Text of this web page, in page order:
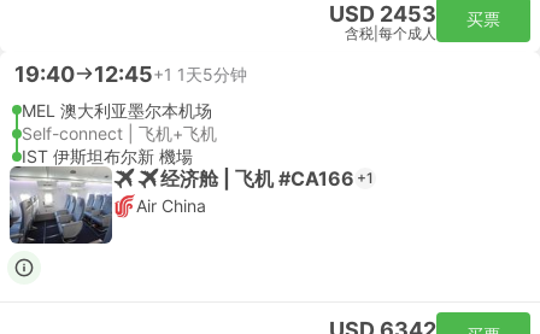
USD 2453
含税 每个成人
买票
19:40 12:45+1 1天5分钟
MEL 澳大利亚墨尔本机场
Self-connect | 飞机+飞机
IST 伊斯坦布尔新 機場
经济舱 | 飞机 #CA166 +1
Air China